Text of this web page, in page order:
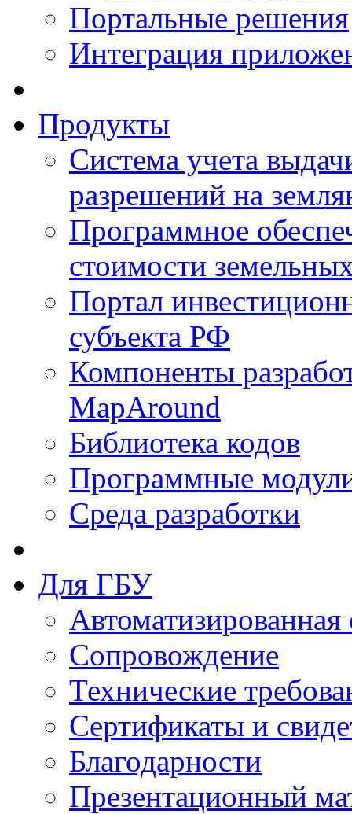
Портальные решения
Интеграция
Продукты
Система учета
разрешений на
Программное
стоимости
Портал
субъекта РФ
Компоненты
MapAround
Библиотека кодов
Программные
Среда разработки
Для ГБУ
Сопровождение
Технические
Сертификаты и
Благодарности
Презентационный